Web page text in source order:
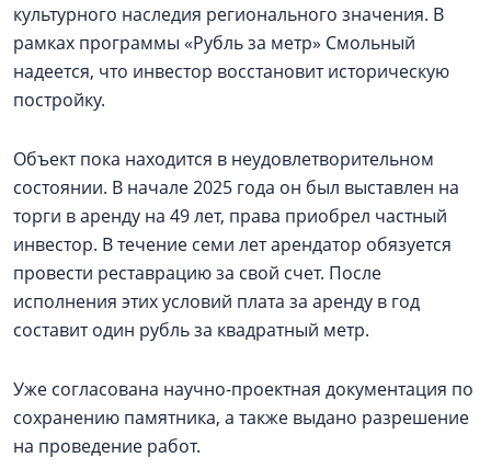
культурного наследия регионального значения. В
рамках программы «Рубль за метр» Смольный
надеется, что инвестор восстановит историческую
постройку.
Объект пока находится в неудовлетворительном
состоянии. В начале 2025 года он был выставлен на
торги в аренду на 49 лет, права приобрел частный
инвестор. В течение семи лет арендатор обязуется
провести реставрацию за свой счет. После
исполнения этих условий плата за аренду в год
составит один рубль за квадратный метр.
Уже согласована научно-проектная документация по
сохранению памятника, а также выдано разрешение
на проведение работ.